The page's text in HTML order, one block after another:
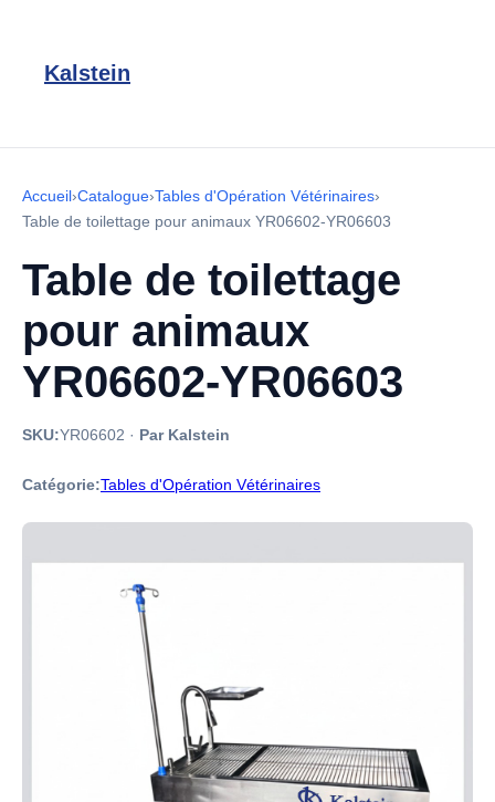
Kalstein
Accueil›Catalogue›Tables d'Opération Vétérinaires›
Table de toilettage pour animaux YR06602-YR06603
Table de toilettage
pour animaux
YR06602-YR06603
SKU:YR06602 · Par Kalstein
Catégorie:Tables d'Opération Vétérinaires